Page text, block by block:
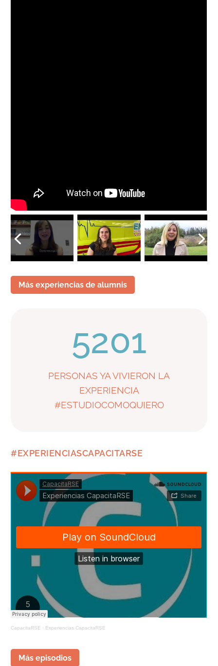
Más experiencias de alumnis
5201
PERSONAS YA VIVIERON LA
EXPERIENCIA
#ESTUDIOCOMOQUIERO
#EXPERIENCIASCAPACITARSE
CapacitaRSE · Experiencias CapacitaRSE
Más episodios